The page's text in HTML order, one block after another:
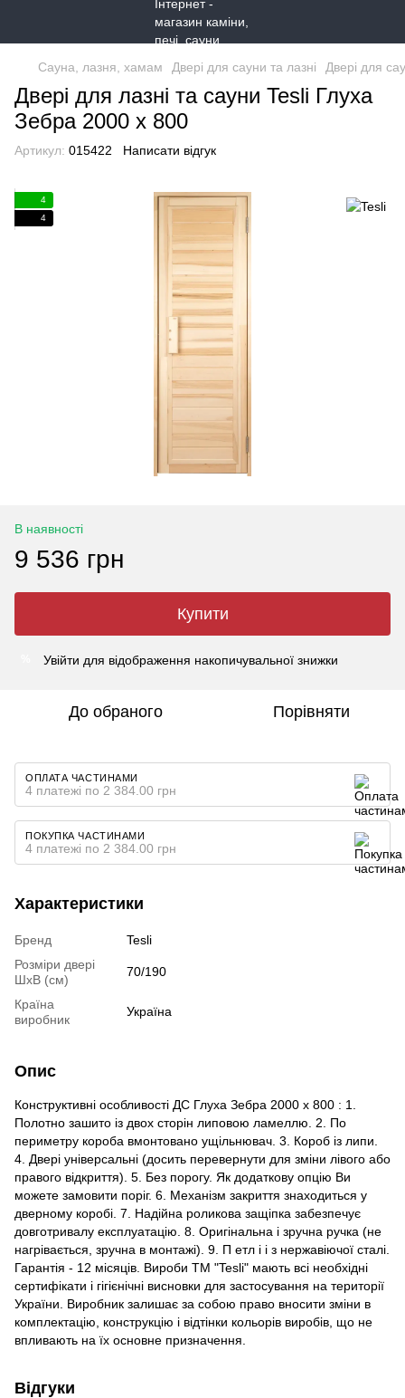
Сауна, лазня, хамам Двері для сауни та лазні Двері для
Двері для лазні та сауни Tesli Глуха
Зебра 2000 х 800
Артикул: 015422 Написати відгук
4
4
В наявності
9 536 грн
Купити
Увійти для відображення накопичувальної знижки
До обраного Порівняти
ОПЛАТА ЧАСТИНАМИ
4 платежі по 2 384.00 грн
ПОКУПКА ЧАСТИНАМИ
4 платежі по 2 384.00 грн
Характеристики
Бренд
Tesli
Розміри двері
ШхВ (см)
70/190
Країна
виробник
Україна
Опис
Конструктивні особливості ДС Глуха Зебра 2000 х 800 : 1.
Полотно зашито із двох сторін липовою ламеллю. 2. По
периметру короба вмонтовано ущільнювач. 3. Короб із липи.
4. Двері універсальні (досить перевернути для зміни лівого або
правого відкриття). 5. Без порогу. Як додаткову опцію Ви
можете замовити поріг. 6. Механізм закриття знаходиться у
дверному коробі. 7. Надійна роликова защіпка забезпечує
довготривалу експлуатацію. 8. Оригінальна і зручна ручка (не
нагрівається, зручна в монтажі). 9. П етл і і з нержавіючої сталі.
Гарантія - 12 місяців. Вироби ТМ "Tesli" мають всі необхідні
сертифікати і гігієнічні висновки для застосування на території
України. Виробник залишає за собою право вносити зміни в
комплектацію, конструкцію і відтінки кольорів виробів, що не
впливають на їх основне призначення.
Відгуки